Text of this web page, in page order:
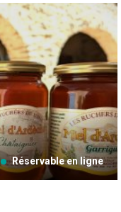
Réservable en ligne